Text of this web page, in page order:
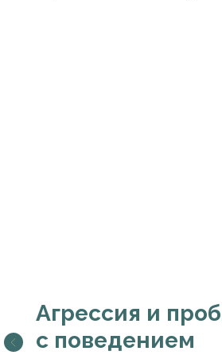
Агрессия и
с поведением